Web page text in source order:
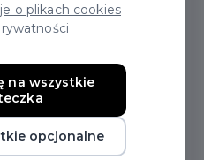
Gdańskim przy ul.
artystyczny
o plikach cookies
na wszystkie
opcjonalne